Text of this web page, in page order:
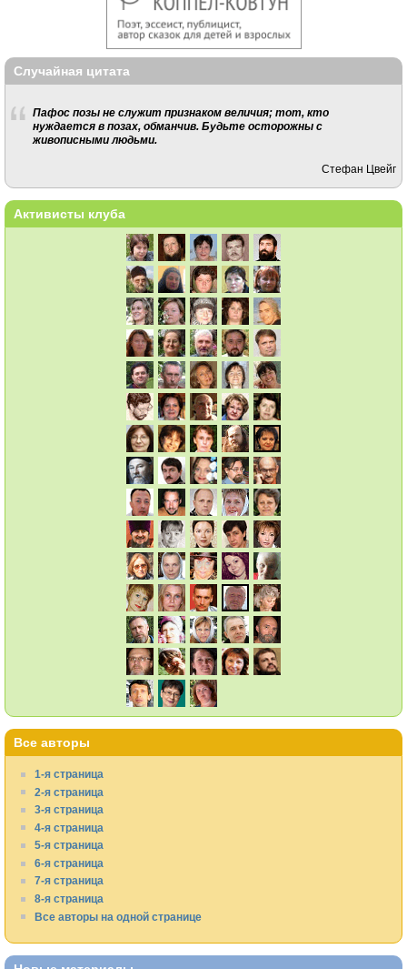
Случайная цитата
Пафос позы не служит признаком величия; тот, кто
нуждается в позах, обманчив. Будьте осторожны с
живописными людьми.
Стефан Цвейг
Активисты клуба
Все авторы
1-я страница
2-я страница
3-я страница
4-я страница
5-я страница
6-я страница
7-я страница
8-я страница
Все авторы на одной странице